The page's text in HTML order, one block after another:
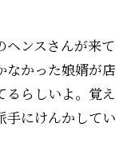
ヘンスさんが来て
なかった娘婿が店
るらしいよ。覚え
にけんかしてい